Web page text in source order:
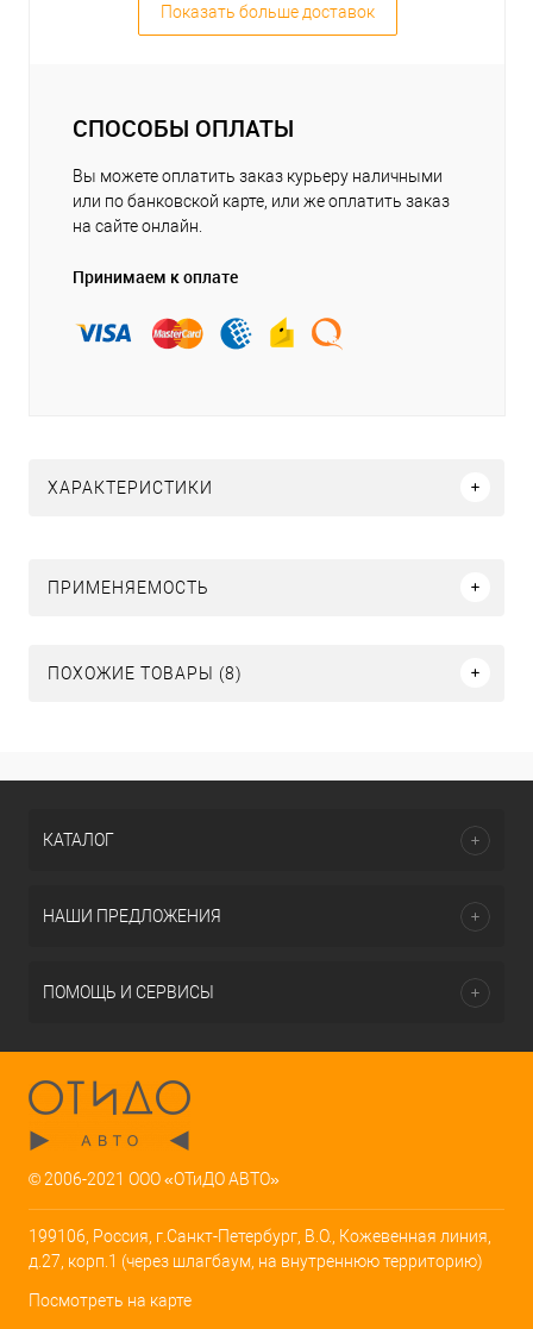
Показать больше доставок
СПОСОБЫ ОПЛАТЫ
Вы можете оплатить заказ курьеру наличными
или по банковской карте, или же оплатить заказ
на сайте онлайн.
Принимаем к оплате
ХАРАКТЕРИСТИКИ
ПРИМЕНЯЕМОСТЬ
ПОХОЖИЕ ТОВАРЫ (8)
КАТАЛОГ
НАШИ ПРЕДЛОЖЕНИЯ
ПОМОЩЬ И СЕРВИСЫ
© 2006-2021 ООО «ОТиДО АВТО»
199106, Россия, г.Санкт-Петербург, В.О., Кожевенная линия,
д.27, корп.1 (через шлагбаум, на внутреннюю территорию)
Посмотреть на карте